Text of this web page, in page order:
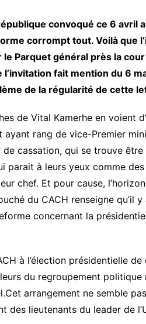
convoqué ce 6 avril
corrompt tout. Voilà que
Parquet général près la cour
fait mention du 6
de la régularité de cette
de Vital Kamerhe en voient
rang de vice-Premier
cassation, qui se trouve être
parait à leurs yeux comme
chef. Et pour cause,
du CACH renseigne qu’il
concernant la
à l’élection présidentielle
du regroupement politique
arrangement ne semble
des lieutenants du leader de